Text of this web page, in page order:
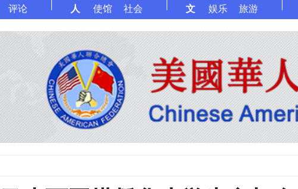
评论
人
使馆
社会
文
娱乐
旅游